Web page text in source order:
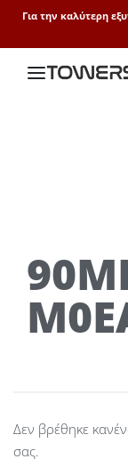
Για την καλύτερη
Δεν βρέθηκε
σας.